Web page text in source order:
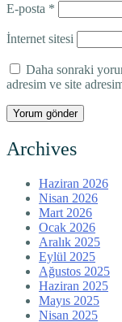
E-posta *
İnternet sitesi
Daha sonraki
adresim ve site
Archives
Haziran 2026
Nisan 2026
Mart 2026
Ocak 2026
Aralık 2025
Eylül 2025
Ağustos 2025
Haziran 2025
Mayıs 2025
Nisan 2025